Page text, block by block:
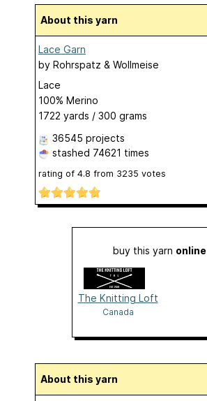
About this yarn
Lace Garn
by Rohrspatz & Wollmeise
Lace
100% Merino
1722 yards / 300 grams
36545 projects
stashed 74621 times
rating of 4.8 from 3235 votes
buy this yarn online
The Knitting Loft
Canada
About this yarn